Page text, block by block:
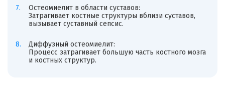
Остеомиелит в области суставов:
Затрагивает костные структуры вблизи суставов,
вызывает суставный сепсис.
Диффузный остеомиелит:
Процесс затрагивает большую часть костного мозга
и костных структур.